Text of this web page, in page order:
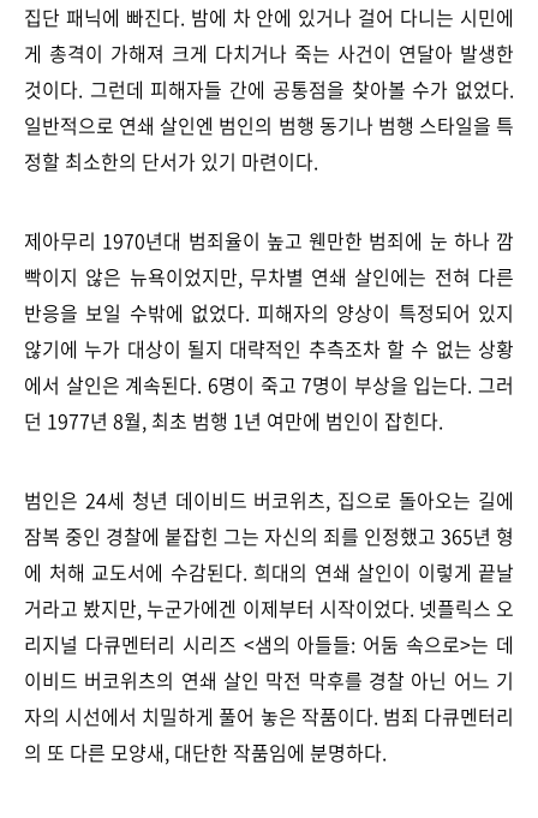
집단 패닉에 빠진다. 밤에 차 안에 있거나 걸어 다니는 시민에
게 총격이 가해져 크게 다치거나 죽는 사건이 연달아 발생한
것이다. 그런데 피해자들 간에 공통점을 찾아볼 수가 없었다.
일반적으로 연쇄 살인엔 범인의 범행 동기나 범행 스타일을 특
정할 최소한의 단서가 있기 마련이다.
제아무리 1970년대 범죄율이 높고 웬만한 범죄에 눈 하나 깜
빡이지 않은 뉴욕이었지만, 무차별 연쇄 살인에는 전혀 다른
반응을 보일 수밖에 없었다. 피해자의 양상이 특정되어 있지
않기에 누가 대상이 될지 대략적인 추측조차 할 수 없는 상황
에서 살인은 계속된다. 6명이 죽고 7명이 부상을 입는다. 그러
던 1977년 8월, 최초 범행 1년 여만에 범인이 잡힌다.
범인은 24세 청년 데이비드 버코위츠, 집으로 돌아오는 길에
잠복 중인 경찰에 붙잡힌 그는 자신의 죄를 인정했고 365년 형
에 처해 교도서에 수감된다. 희대의 연쇄 살인이 이렇게 끝날
거라고 봤지만, 누군가에겐 이제부터 시작이었다. 넷플릭스 오
리지널 다큐멘터리 시리즈 <샘의 아들들: 어둠 속으로>는 데
이비드 버코위츠의 연쇄 살인 막전 막후를 경찰 아닌 어느 기
자의 시선에서 치밀하게 풀어 놓은 작품이다. 범죄 다큐멘터리
의 또 다른 모양새, 대단한 작품임에 분명하다.